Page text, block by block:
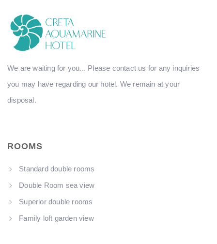
We are waiting for you... Please contact us for any inquiries
you may have regarding our hotel. We remain at your
disposal.
ROOMS
Standard double rooms
Double Room sea view
Superior double rooms
Family loft garden view